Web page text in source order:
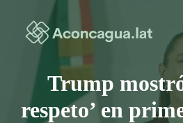
contenido
Trump
respeto’ en